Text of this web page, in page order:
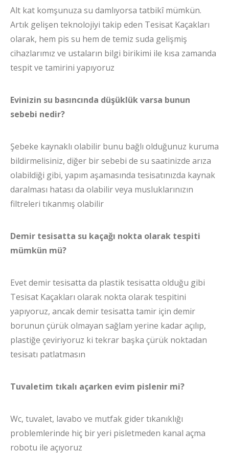
Alt kat komşunuza su damlıyorsa tatbikî mümkün.
Artık gelişen teknolojiyi takip eden Tesisat Kaçakları
olarak, hem pis su hem de temiz suda gelişmiş
cihazlarımız ve ustaların bilgi birikimi ile kısa zamanda
tespit ve tamirini yapıyoruz
Evinizin su basıncında düşüklük varsa bunun
sebebi nedir?
Şebeke kaynaklı olabilir bunu bağlı olduğunuz kuruma
bildirmelisiniz, diğer bir sebebi de su saatinizde arıza
olabildiği gibi, yapım aşamasında tesisatınızda kaynak
daralması hatası da olabilir veya musluklarınızın
filtreleri tıkanmış olabilir
Demir tesisatta su kaçağı nokta olarak tespiti
mümkün mü?
Evet demir tesisatta da plastik tesisatta olduğu gibi
Tesisat Kaçakları olarak nokta olarak tespitini
yapıyoruz, ancak demir tesisatta tamir için demir
borunun çürük olmayan sağlam yerine kadar açılıp,
plastiğe çeviriyoruz ki tekrar başka çürük noktadan
tesisatı patlatmasın
Tuvaletim tıkalı açarken evim pislenir mi?
Wc, tuvalet, lavabo ve mutfak gider tıkanıklığı
problemlerinde hiç bir yeri pisletmeden kanal açma
robotu ile açıyoruz